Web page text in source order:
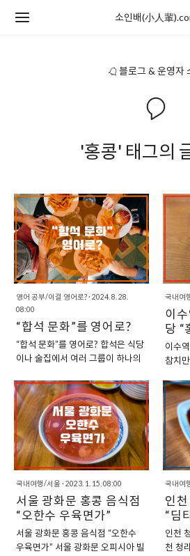
소인배(小人輩
블로그 & 운영자
'홍콩' 태그의
영어 공부/이걸 영어로?· 2024. 8. 28.
08:00
“합석 문화”를 영어로?
“합석 문화”를 영어로? 합석은 식당
이나 술집에서 여러 그룹이 하나의
미합니다. 이는 공간이 제한된 곳에
서 일반적으로 볼 수 있는 관행입니
다. 우리나라에서는 술집을 제외한
일반적인 식당에서는 이러한 문화
를 거의 찾을 수 없지만, 홍콩에서는
식당에서도 이러한 문화를 쉽게 찾
을 수 있습니다. “합석 문화의 영어
표현” 합석 문화에 대해서 영어로
표현해보면 아래와 같이 쓸 수 있습
니다. 1. Table Sharing: 테이블 공
때 가장 적절한 영어 표현입니다. 이
표현은 여러 그룹이 같은 테이블을
국내여
이
당 “
이수
참치
인근
선, 7
그리
서 접
성
을 판
육 등
역, 간
구역,
먹자
테마
을 테
국내여행/서울 · 2023. 1. 15. 08:00
서울 광화문 홍콩 음식점
“오한수 우육면가”
서울 광화문 홍콩 음식점 “오한수
우육면가” 서울 광화문 오피시아 빌
국내여
인
“딤
인천
천 청